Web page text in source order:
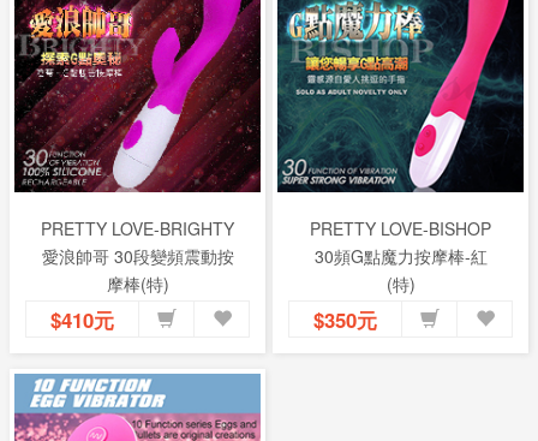
PRETTY LOVE-BRIGHTY
愛浪帥哥 30段變頻震動按
摩棒(特)
$410元
PRETTY LOVE-BISHOP
30頻G點魔力按摩棒-紅
(特)
$350元